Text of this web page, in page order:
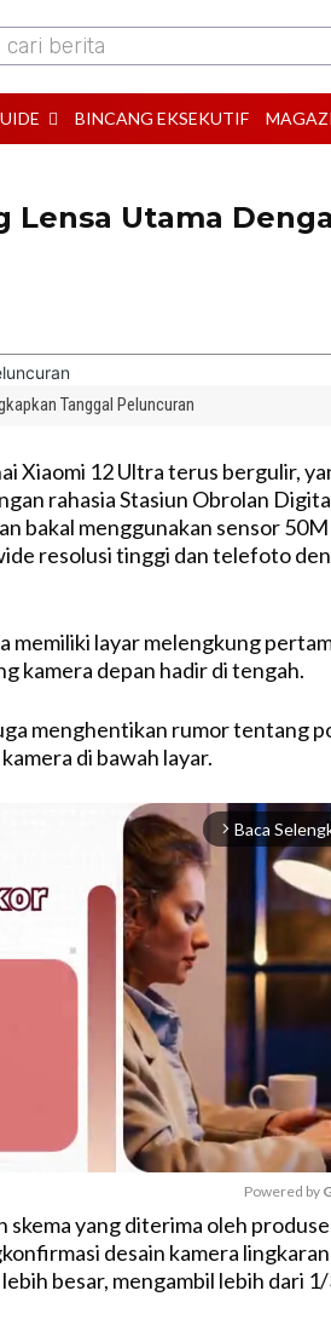
cari berita
BINCANG EKSEKUTIF
Lensa Utama
Tanggal Peluncuran
Xiaomi 12 Ultra terus bergulir,
rahasia Stasiun Obrolan
bakal menggunakan sensor
resolusi tinggi dan telefoto
memiliki layar melengkung
kamera depan hadir di tengah.
menghentikan rumor tentang
di bawah layar.
arrow_forward_ios Baca
M
u
Powered by
skema yang diterima oleh
desain kamera
besar, mengambil lebih dari